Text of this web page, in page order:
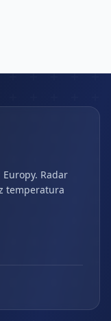
Radar
temperatura